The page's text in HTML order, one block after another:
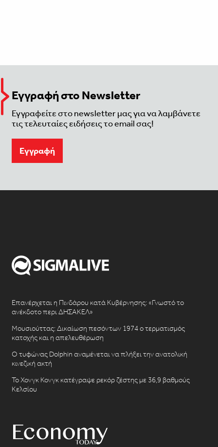
Εγγραφή στο Newsletter
Εγγραφείτε στο newsletter μας για να λαμβάνετε
τις τελευταίες ειδήσεις το email σας!
Eγγραφή
Επανέρχεται η Πινδάρου κατά Κυβέρνησης: «Γνωστό το
ανέκδοτο περι ΔΗΣΑΚΕΛ»
Μουσιούττας: Δικαίωση πεσόντων 1974 ο τερματισμός
κατοχής και η απελευθέρωση
Ο τυφώνας Dolphin αναμένεται να πλήξει την ανατολική
κινεζική ακτή
Το Χονγκ Κονγκ κατέγραψε ρεκόρ ζέστης με 36,9 βαθμούς
Κελσίου